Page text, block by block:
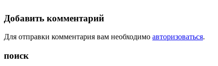
Добавить комментарий
Для отправки комментария вам необходимо авторизоваться.
поиск